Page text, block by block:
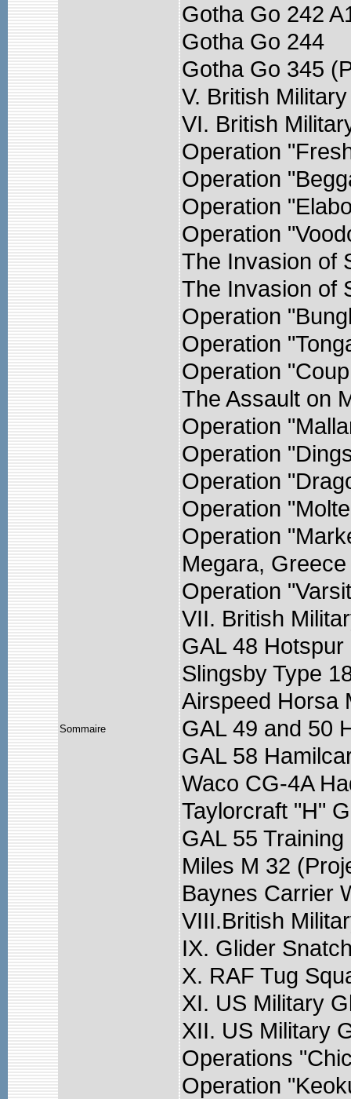
Sommaire
Gotha Go 242
Gotha Go 244
Gotha Go 345
V. British
VI. British
Operation
Operation
Operation
Operation
The Invasion of
The Invasion of
Operation
Operation
Operation
The Assault on
Operation
Operation
Operation
Operation
Operation
Megara, Greece
Operation
VII. British
GAL 48
Slingsby Type
Airspeed Horsa
GAL 49 and 50
GAL 58
Waco CG-4A
Taylorcraft "H"
GAL 55 Training
Miles M 32
Baynes Carrier
VIII.British
IX. Glider
X. RAF Tug
XI. US Military
XII. US Military
Operations
Operation